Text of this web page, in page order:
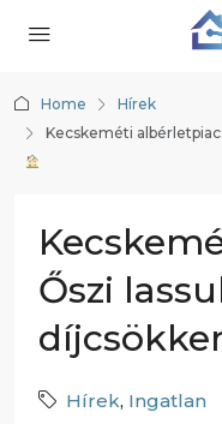
Home
Hírek
Kecskeméti
Őszi
Hírek, Ingatlan